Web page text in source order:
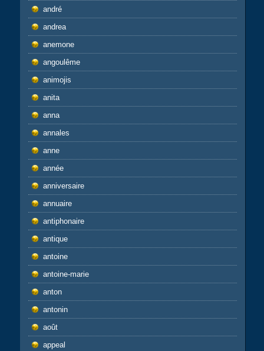
andré
andrea
anemone
angoulême
animojis
anita
anna
annales
anne
année
anniversaire
annuaire
antiphonaire
antique
antoine
antoine-marie
anton
antonin
août
appeal